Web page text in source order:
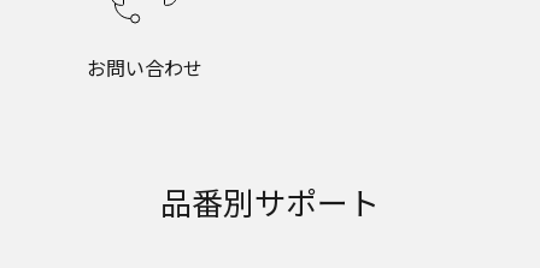
お問い合わせ
品番別サポート